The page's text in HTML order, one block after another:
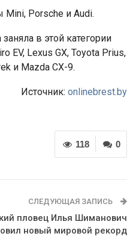
Porsche и Audi.
в этой категории
EV, Lexus GX, Toyota Prius,
и Mazda CX-9.
Источник: onlinebrest.by
0
118
СЛЕДУЮЩАЯ ЗАПИСЬ
пловец Илья Шиманович
новый мировой рекорд